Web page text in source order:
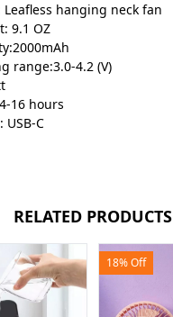
hanging neck fan
9.1 OZ
range:3.0-4.2 (V)
16 hours
C
RELATED PRODUCTS
18% Off